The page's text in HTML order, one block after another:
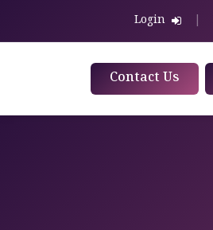
|
Login
Contact Us